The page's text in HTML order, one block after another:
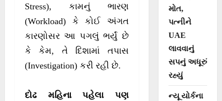
Stress), કામનું ભારણ
(Workload) કે કોઈ અંગત
કારણોસર આ પગલું ભર્યું છે
કે કેમ, તે દિશામાં તપાસ
(Investigation) કરી રહી છે.
દોઢ મહિના પહેલા પણ
મોત,
પત્નીને
UAE
લાવવાનું
સપનું અધૂરું
રહ્યું
ન્યૂ યોર્કના